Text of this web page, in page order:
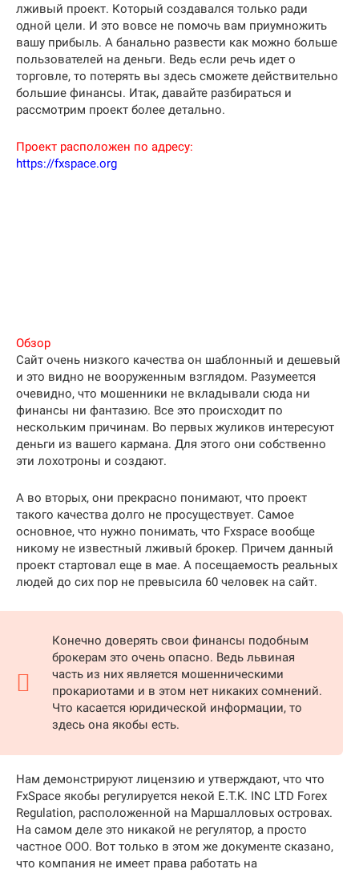
лживый проект. Который создавался только ради
одной цели. И это вовсе не помочь вам приумножить
вашу прибыль. А банально развести как можно больше
пользователей на деньги. Ведь если речь идет о
торговле, то потерять вы здесь сможете действительно
большие финансы. Итак, давайте разбираться и
рассмотрим проект более детально.
Проект расположен по адресу:
https://fxspace.org
Обзор
Сайт очень низкого качества он шаблонный и дешевый
и это видно не вооруженным взглядом. Разумеется
очевидно, что мошенники не вкладывали сюда ни
финансы ни фантазию. Все это происходит по
нескольким причинам. Во первых жуликов интересуют
деньги из вашего кармана. Для этого они собственно
эти лохотроны и создают.
А во вторых, они прекрасно понимают, что проект
такого качества долго не просуществует. Самое
основное, что нужно понимать, что Fxspace вообще
никому не известный лживый брокер. Причем данный
проект стартовал еще в мае. А посещаемость реальных
людей до сих пор не превысила 60 человек на сайт.
Конечно доверять свои финансы подобным
брокерам это очень опасно. Ведь львиная
часть из них является мошенническими
прокариотами и в этом нет никаких сомнений.
Что касается юридической информации, то
здесь она якобы есть.
Нам демонстрируют лицензию и утверждают, что что
FxSpace якобы регулируется некой E.T.K. INC LTD Forex
Regulation, расположенной на Маршалловых островах.
На самом деле это никакой не регулятор, а просто
частное ООО. Вот только в этом же документе сказано,
что компания не имеет права работать на